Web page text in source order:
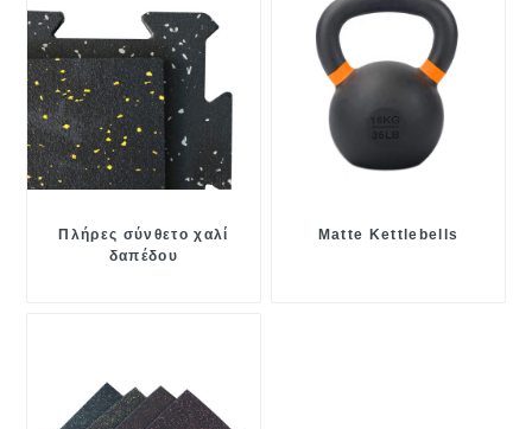
Πλήρες σύνθετο χαλί
δαπέδου
Matte Kettlebells